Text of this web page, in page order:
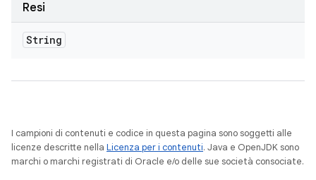
Resi
String
I campioni di contenuti e codice in questa pagina sono soggetti alle
licenze descritte nella Licenza per i contenuti. Java e OpenJDK sono
marchi o marchi registrati di Oracle e/o delle sue società consociate.